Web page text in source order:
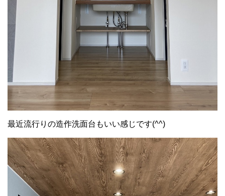
最近流行りの造作洗面台もいい感じです(^^)